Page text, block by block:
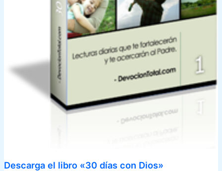
Descarga el libro «30 días con Dios»